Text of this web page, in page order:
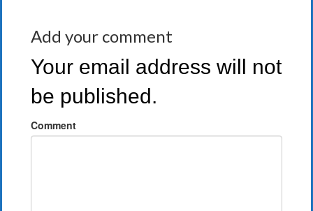
Add your comment
Your email address will not
be published.
Comment